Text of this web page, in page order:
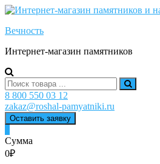
Skip
content
Вечность
Интернет-магазин памятников
Search
for:
8 800 550 03 12
zakaz@roshal-pamyatniki.ru
Оставить заявку
Сумма
0₽